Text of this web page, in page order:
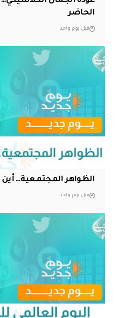
الحاضر
قبل يوم واحد
الظواهر المجتمعية… أين
قبل يوم واحد